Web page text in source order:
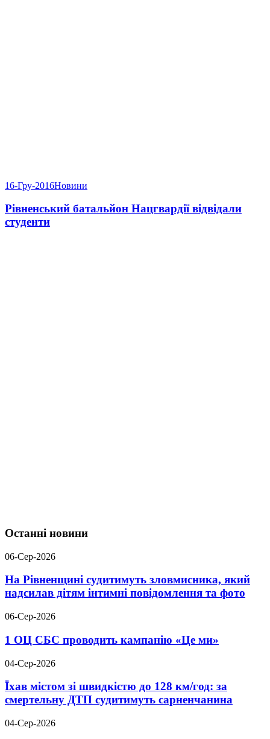
16-Гру-2016Новини
Рівненський батальйон Нацгвардії відвідали
студенти
Останні новини
06-Сер-2026
На Рівненщині судитимуть зловмисника, який
надсилав дітям інтимні повідомлення та фото
06-Сер-2026
1 ОЦ СБС проводить кампанію «Це ми»
04-Сер-2026
Їхав містом зі швидкістю до 128 км/год: за
смертельну ДТП судитимуть сарненчанина
04-Сер-2026